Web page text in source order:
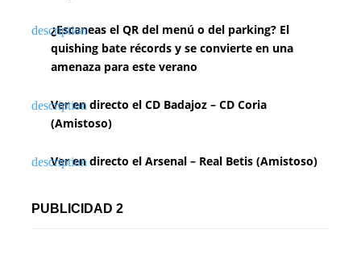
¿Escaneas el QR del menú o del parking? El
quishing bate récords y se convierte en una
amenaza para este verano
Ver en directo el CD Badajoz – CD Coria
(Amistoso)
Ver en directo el Arsenal – Real Betis (Amistoso)
PUBLICIDAD 2